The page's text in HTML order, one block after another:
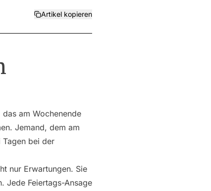
Artikel kopieren
am Wochenende
Jemand, dem am
bei der
nur Erwartungen. Sie
Jede Feiertags-Ansage